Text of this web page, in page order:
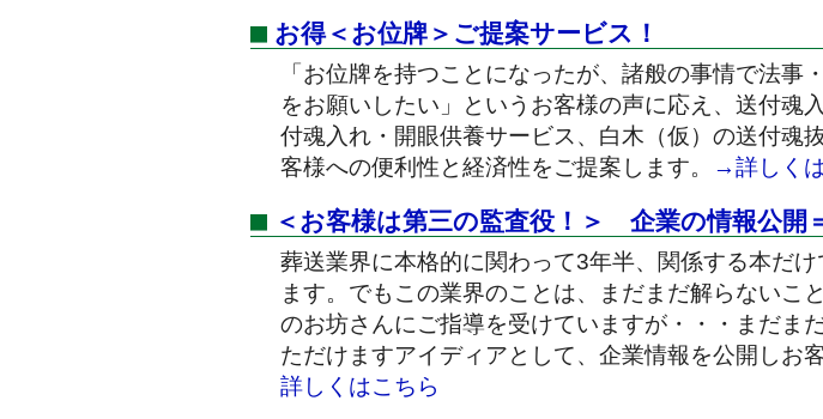
お得＜お位牌＞ご提案サービス！
「お位牌を持つことになったが、諸般の事情で法
をお願いしたい」というお客様の声に応え、送付魂
付魂入れ・開眼供養サービス、白木（仮）の送付魂
客様への便利性と経済性をご提案します。
→詳しく
＜お客様は第三の監査役！＞ 企業の情報公開
葬送業界に本格的に関わって3年半、関係する本だ
ます。でもこの業界のことは、まだまだ解らないこ
のお坊さんにご指導を受けていますが・・・まだま
ただけますアイディアとして、企業情報を公開しお
詳しくはこちら